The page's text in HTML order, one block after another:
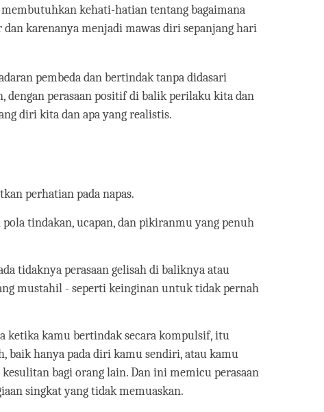
kehati-hatian tentang bagaimana
karenanya menjadi mawas diri sepanjang hari
pembeda dan bertindak tanpa didasari
perasaan positif di balik perilaku kita dan
diri kita dan apa yang realistis.
perhatian pada napas.
tindakan, ucapan, dan pikiranmu yang penuh
tidaknya perasaan gelisah di baliknya atau
mustahil - seperti keinginan untuk tidak pernah
ketika kamu bertindak secara kompulsif, itu
baik hanya pada diri kamu sendiri, atau kamu
bagi orang lain. Dan ini memicu perasaan
singkat yang tidak memuaskan.